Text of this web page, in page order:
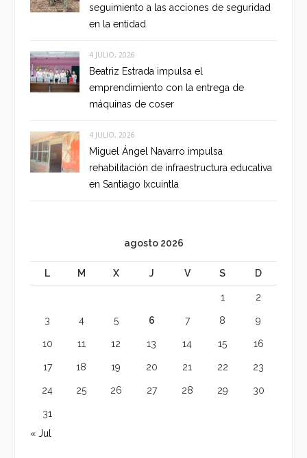
seguimiento a las acciones de seguridad
en la entidad
4 JULIO, 2026
Beatriz Estrada impulsa el
emprendimiento con la entrega de
máquinas de coser
4 JULIO, 2026
Miguel Ángel Navarro impulsa
rehabilitación de infraestructura educativa
en Santiago Ixcuintla
agosto 2026
L M X J V S D
1 2
3 4 5 6 7 8 9
10 11 12 13 14 15 16
17 18 19 20 21 22 23
24 25 26 27 28 29 30
31
« Jul